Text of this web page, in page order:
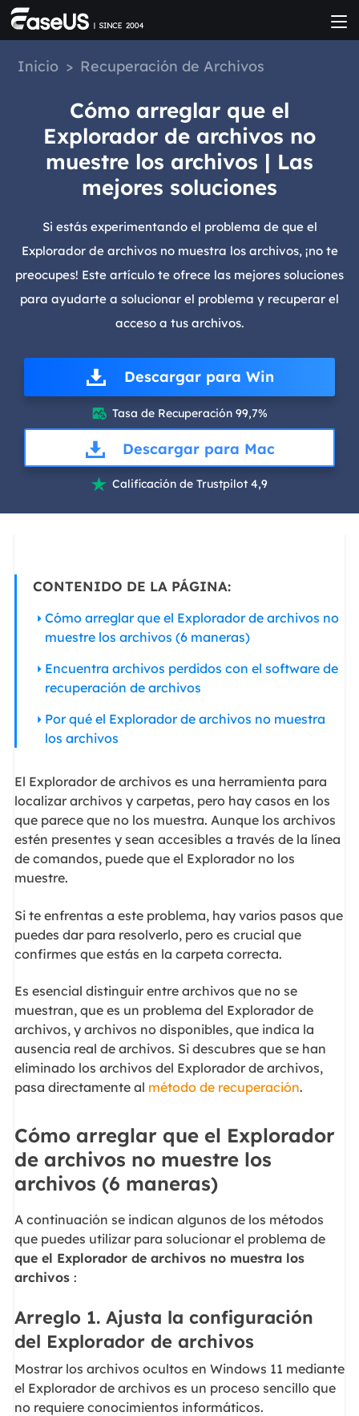
Inicio > Recuperación de Archivos
Cómo arreglar que el
Explorador de archivos no
muestre los archivos | Las
mejores soluciones
Si estás experimentando el problema de que el
Explorador de archivos no muestra los archivos, ¡no te
preocupes! Este artículo te ofrece las mejores soluciones
para ayudarte a solucionar el problema y recuperar el
acceso a tus archivos.
Descargar para Win
 Tasa de Recuperación 99,7%
Descargar para Mac
 Calificación de Trustpilot 4,9
CONTENIDO DE LA PÁGINA:
Cómo arreglar que el Explorador de archivos no
muestre los archivos (6 maneras)
Encuentra archivos perdidos con el software de
recuperación de archivos
Por qué el Explorador de archivos no muestra
los archivos
El Explorador de archivos es una herramienta para
localizar archivos y carpetas, pero hay casos en los
que parece que no los muestra. Aunque los archivos
estén presentes y sean accesibles a través de la línea
de comandos, puede que el Explorador no los
muestre.
Si te enfrentas a este problema, hay varios pasos que
puedes dar para resolverlo, pero es crucial que
confirmes que estás en la carpeta correcta.
Es esencial distinguir entre archivos que no se
muestran, que es un problema del Explorador de
archivos, y archivos no disponibles, que indica la
ausencia real de archivos. Si descubres que se han
eliminado los archivos del Explorador de archivos,
pasa directamente al método de recuperación.
Cómo arreglar que el Explorador
de archivos no muestre los
archivos (6 maneras)
A continuación se indican algunos de los métodos
que puedes utilizar para solucionar el problema de
que el Explorador de archivos no muestra los
archivos :
Arreglo 1. Ajusta la configuración
del Explorador de archivos
Mostrar los archivos ocultos en Windows 11 mediante
el Explorador de archivos es un proceso sencillo que
no requiere conocimientos informáticos.